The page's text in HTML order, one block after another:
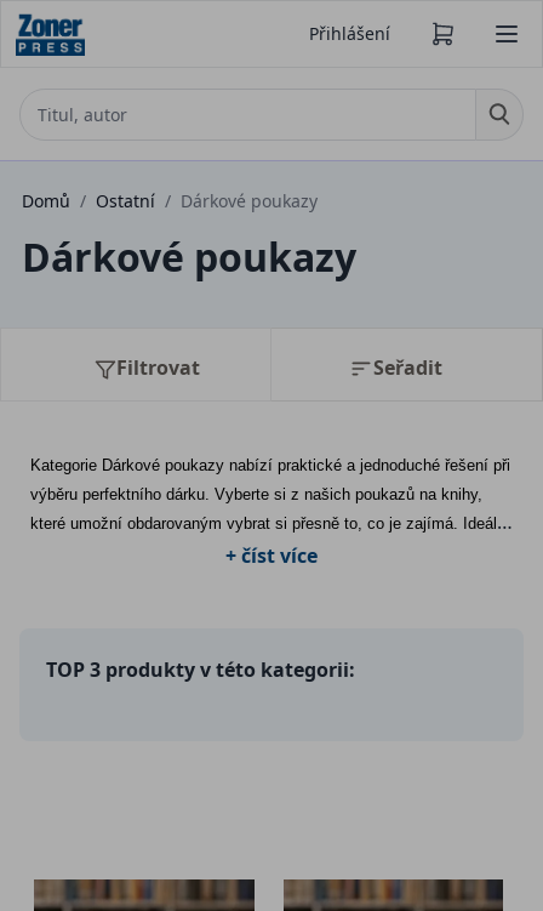
Přihlášení
Domů / Ostatní / Dárkové poukazy
Dárkové poukazy
Filtrovat Seřadit
Kategorie Dárkové poukazy nabízí praktické a jednoduché řešení při
výběru perfektního dárku. Vyberte si z našich poukazů na knihy,
které umožní obdarovaným vybrat si přesně to, co je zajímá. Ideální
volba pro každou příležitost, ať už jde o narozeniny, výročí, nebo jen
+ číst více
TOP 3 produkty v této kategorii: